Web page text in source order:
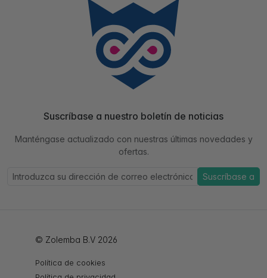
Suscríbase a nuestro boletín de noticias
Manténgase actualizado con nuestras últimas novedades y
ofertas.
Suscríbase a
© Zolemba B.V 2026
Política de cookies